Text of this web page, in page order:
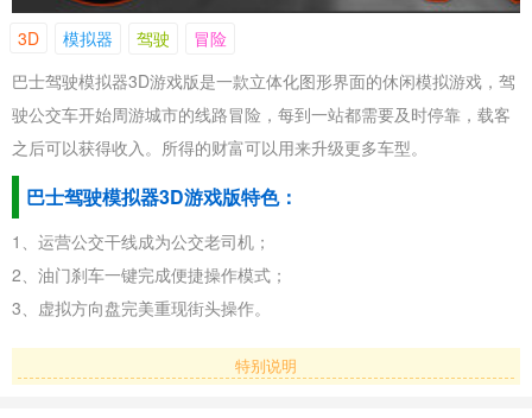
3D 模拟器 驾驶
冒险
巴士驾驶模拟器3D游戏版是一款立体化图形界面的休闲模拟游戏，驾
驶公交车开始周游城市的线路冒险，每到一站都需要及时停靠，载客
之后可以获得收入。所得的财富可以用来升级更多车型。
巴士驾驶模拟器3D游戏版特色：
1、运营公交干线成为公交老司机；
2、油门刹车一键完成便捷操作模式；
3、虚拟方向盘完美重现街头操作。
特别说明